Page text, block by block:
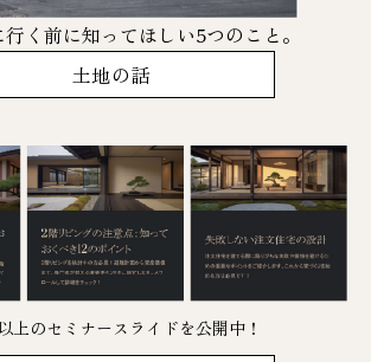
く前に知ってほしい5つのこと。
土地の話
上のセミナースライドを公開中！